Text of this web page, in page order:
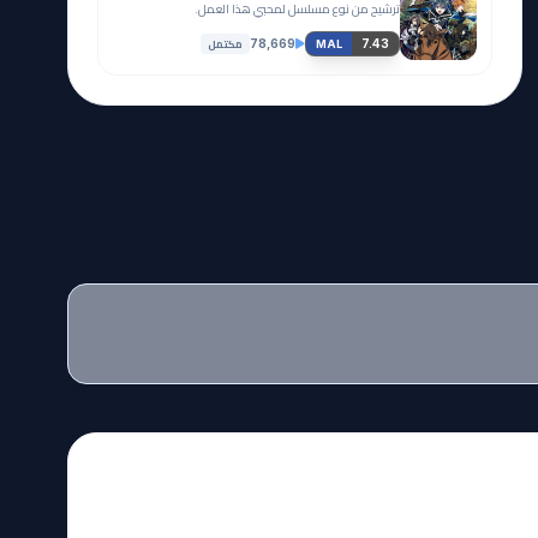
ترشيح من نوع مسلسل لمحبي هذا العمل.
MAL 7.43
78,669 مكتمل